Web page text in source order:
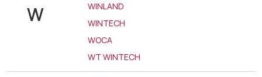
W
WINLAND
WINTECH
WOCA
WT WINTECH